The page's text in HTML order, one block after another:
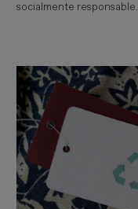
socialmente responsable.